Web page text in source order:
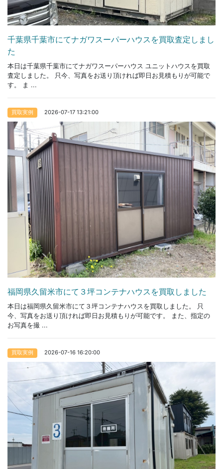
千葉県千葉市にてナガワスーパーハウスを買取査定しまし
た
本日は千葉県千葉市にてナガワスーパーハウス ユニットハウスを買取
査定しました。 只今、写真をお送り頂ければ即日お見積もりが可能で
す。 ま ...
買取実例 2026-07-17 13:21:00
福岡県久留米市にて３坪コンテナハウスを買取しました
本日は福岡県久留米市にて３坪コンテナハウスを買取しました。 只
今、写真をお送り頂ければ即日お見積もりが可能です。 また、指定の
お写真を撮 ...
買取実例 2026-07-16 16:20:00